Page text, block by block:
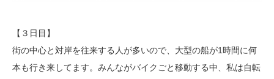
【３日目】
街の中心と対岸を往来する人が多いので、大型の船が1時間に何
本も行き来してます。みんながバイクごと移動する中、私は自転